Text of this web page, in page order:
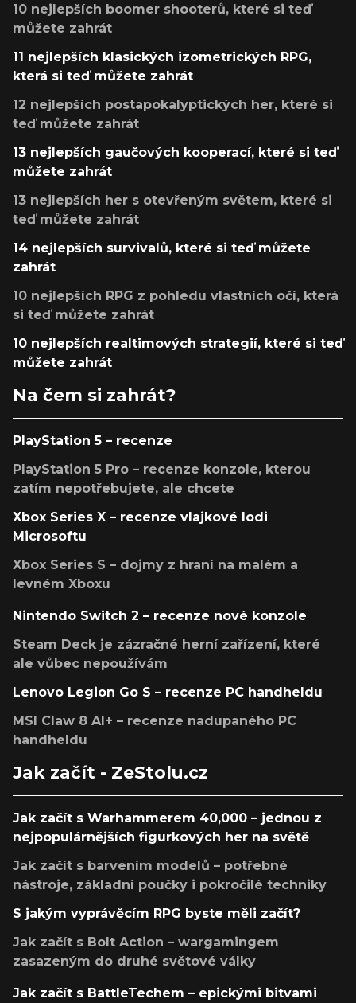
10 nejlepších boomer shooterů, které si teď
můžete zahrát
11 nejlepších klasických izometrických RPG,
která si teď můžete zahrát
12 nejlepších postapokalyptických her, které si
teď můžete zahrát
13 nejlepších gaučových kooperací, které si teď
můžete zahrát
13 nejlepších her s otevřeným světem, které si
teď můžete zahrát
14 nejlepších survivalů, které si teď můžete
zahrát
10 nejlepších RPG z pohledu vlastních očí, která
si teď můžete zahrát
10 nejlepších realtimových strategií, které si teď
můžete zahrát
Na čem si zahrát?
PlayStation 5 – recenze
PlayStation 5 Pro – recenze konzole, kterou
zatím nepotřebujete, ale chcete
Xbox Series X – recenze vlajkové lodi
Microsoftu
Xbox Series S – dojmy z hraní na malém a
levném Xboxu
Nintendo Switch 2 – recenze nové konzole
Steam Deck je zázračné herní zařízení, které
ale vůbec nepoužívám
Lenovo Legion Go S – recenze PC handheldu
MSI Claw 8 AI+ – recenze nadupaného PC
handheldu
Jak začít - ZeStolu.cz
Jak začít s Warhammerem 40,000 – jednou z
nejpopulárnějších figurkových her na světě
Jak začít s barvením modelů – potřebné
nástroje, základní poučky i pokročilé techniky
S jakým vyprávěcím RPG byste měli začít?
Jak začít s Bolt Action – wargamingem
zasazeným do druhé světové války
Jak začít s BattleTechem – epickými bitvami